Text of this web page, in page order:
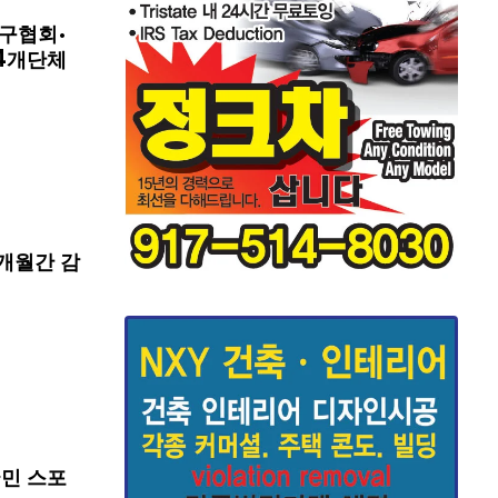
협회·
단체
월간 감
스포